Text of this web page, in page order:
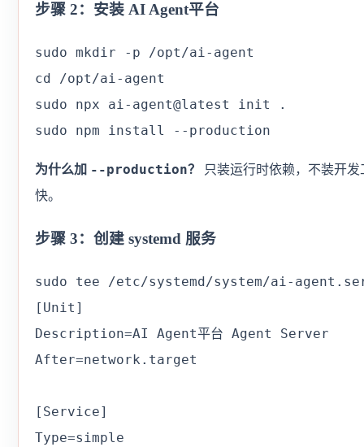
步骤 2：安装 AI Agent平台
sudo mkdir -p /opt/ai-agent
cd /opt/ai-agent
sudo npx ai-agent@latest init .
sudo npm install --production
为什么加 --production？
只装运行时依赖，不装开
快。
步骤 3：创建 systemd 服务
sudo tee /etc/systemd/system/ai-
[Unit]
Description=AI Agent平台 Agent Server
After=network.target
[Service]
Type=simple